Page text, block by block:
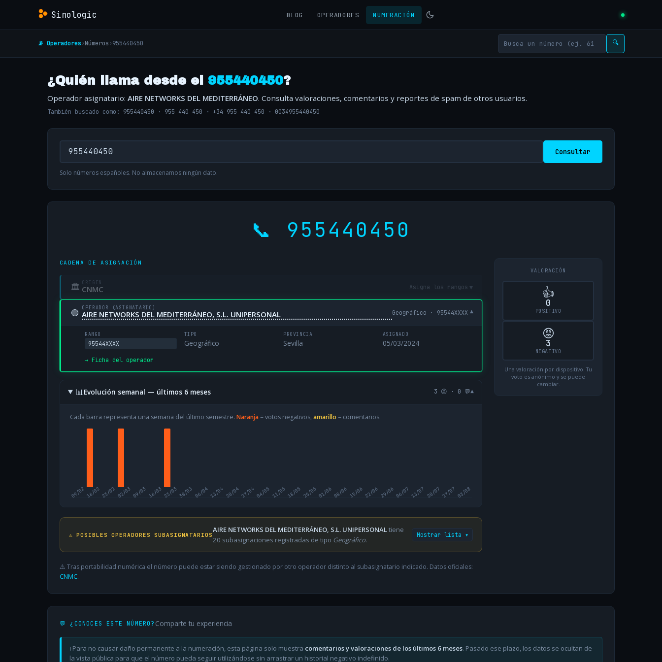
Sinologic BLOG OPERADORES NUMERACIÓN
📡 Operadores›Números›955440450 🔍
¿Quién llama desde el 955440450?
Operador asignatario: AIRE NETWORKS DEL MEDITERRÁNEO. Consulta valoraciones, comentarios y reportes de spam de otros usuarios.
También buscado como: 955440450 · 955 440 450 · +34 955 440 450 · 0034955440450
Consultar
Solo números españoles. No almacenamos ningún dato.
📞 955440450
CADENA DE ASIGNACIÓN
🏛 ORIGEN
CNMC Asigna los rangos ▾
🟢 OPERADOR (ASIGNATARIO)
AIRE NETWORKS DEL MEDITERRÁNEO, S.L. UNIPERSONAL Geográfico · 95544XXXX ▾
RANGO
95544XXXX
TIPO
Geográfico
PROVINCIA
Sevilla
ASIGNADO
05/03/2024
→ Ficha del operador
📊Evolución semanal — últimos 6 meses 3 😡 · 0 💬▾
Cada barra representa una semana del último semestre. Naranja= votos negativos, amarillo = comentarios.
09/0216/0223/02 02/03 09/03 16/03 23/03 30/03 06/0413/04 20/0427/0404/05 11/0518/05 25/0501/0608/06 15/0622/06 29/0606/07 13/07 20/07 27/07 03/08
⚠️ POSIBLES OPERADORES SUBASIGNATARIOS
AIRE NETWORKS DEL MEDITERRÁNEO, S.L. UNIPERSONALtiene
20 subasignaciones registradas de tipo Geográfico.
Mostrar lista ▾
⚠️ Tras portabilidad numérica el número puede estar siendo gestionado por otro operador distinto al subasignatario indicado. Datos oficiales:
CNMC.
VALORACIÓN
👍
0
POSITIVO
😡
3
NEGATIVO
Una valoración por dispositivo. Tu
voto es anónimo y se puede
cambiar.
💬 ¿CONOCES ESTE NÚMERO? Comparte tu experiencia
ℹ️ Para no causar daño permanente a la numeración, esta página solo muestra comentarios y valoraciones de los últimos 6 meses. Pasado ese plazo, los datos se ocultan de
la vista pública para que el número pueda seguir utilizándose sin arrastrar un historial negativo indefinido.